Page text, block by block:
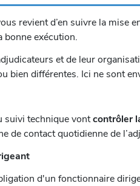
revient d’en suivre la mise
bonne exécution.
et de leur
bien différentes. Ici ne sont
suivi technique vontcontrôler
de contact quotidienne de
d'un fonctionnaire